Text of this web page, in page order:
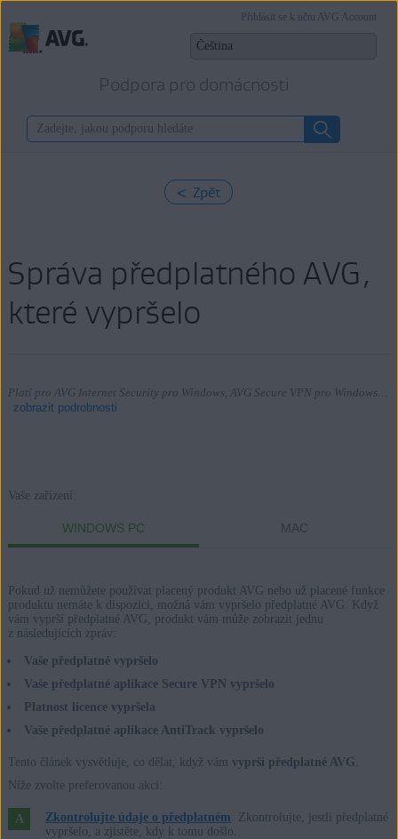
Podpora pro domácnosti
Přihlásit se k účtu AVG Account
< Zpět
Správa předplatného AVG,
které vypršelo
Platí pro AVG Internet Security pro Windows, AVG Secure VPN pro Windows, AVG TuneUp pro Windows, AVG AntiTrack pro Windows, AVG Internet Security pro Mac, AVG Secure VPN pro Mac, AVG TuneUp pro Mac, AVG AntiTrack pro Mac
zobrazit podrobnosti
Produkty:
AVG Internet Security 21.x pro Windows
AVG Secure VPN 1.x pro Windows
AVG AntiTrack 2.x pro Windows
AVG Internet Security 20.x pro Mac
AVG Secure VPN 1.x pro Mac
AVG TuneUp 2.x pro Mac
AVG AntiTrack 1.x pro Mac
32/64bitový
Vaše zařízení:
WINDOWS PC MAC
Pokud už nemůžete používat placený produkt AVG nebo už placené funkce
produktu nemáte k dispozici, možná vám vypršelo předplatné AVG. Když
vám vyprší předplatné AVG, produkt vám může zobrazit jednu
z následujících zpráv:
Vaše předplatné vypršelo
Vaše předplatné aplikace Secure VPN vypršelo
Platnost licence vypršela
Vaše předplatné aplikace AntiTrack vypršelo
Tento článek vysvětluje, co dělat, když vám vyprší předplatné AVG.
Níže zvolte preferovanou akci:
Zkontrolujte údaje o předplatném : Zkontrolujte, jestli předplatné
vypršelo, a zjistěte, kdy k tomu došlo.